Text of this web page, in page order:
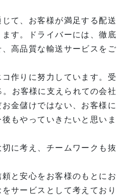
て、お客様が満足する配送
す。ドライバーには、徹底
高品質な輸送サービスをご
作りに努力しています。受
お客様に支えられての会社
金儲けではない、お客様に
もやっていきたいと思いま
に考え、チームワークも抜
と安心をお客様のもとにお
サービスとして考えており